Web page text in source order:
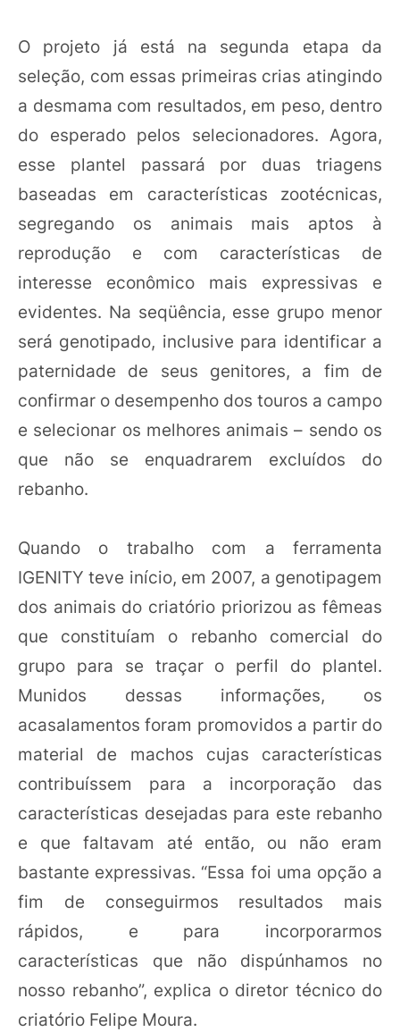
O projeto já está na segunda etapa da
seleção, com essas primeiras crias atingindo
a desmama com resultados, em peso, dentro
do esperado pelos selecionadores. Agora,
esse plantel passará por duas triagens
baseadas em características zootécnicas,
segregando os animais mais aptos à
reprodução e com características de
interesse econômico mais expressivas e
evidentes. Na seqüência, esse grupo menor
será genotipado, inclusive para identificar a
paternidade de seus genitores, a fim de
confirmar o desempenho dos touros a campo
e selecionar os melhores animais – sendo os
que não se enquadrarem excluídos do
rebanho.
Quando o trabalho com a ferramenta
IGENITY teve início, em 2007, a genotipagem
dos animais do criatório priorizou as fêmeas
que constituíam o rebanho comercial do
grupo para se traçar o perfil do plantel.
Munidos dessas informações, os
acasalamentos foram promovidos a partir do
material de machos cujas características
contribuíssem para a incorporação das
características desejadas para este rebanho
e que faltavam até então, ou não eram
bastante expressivas. “Essa foi uma opção a
fim de conseguirmos resultados mais
rápidos, e para incorporarmos
características que não dispúnhamos no
nosso rebanho”, explica o diretor técnico do
criatório Felipe Moura.